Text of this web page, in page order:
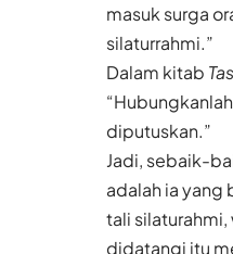
masuk surga
silaturrahmi.”
Dalam kitab
diputuskan.”
Jadi, sebaik-
adalah ia yang
tali
didatangi itu